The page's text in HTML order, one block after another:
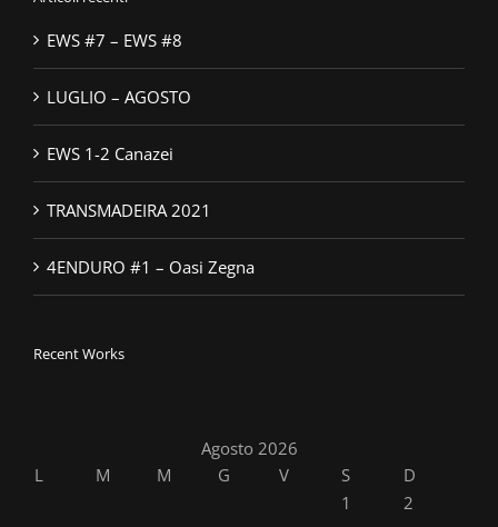
EWS #7 – EWS #8
LUGLIO – AGOSTO
EWS 1-2 Canazei
TRANSMADEIRA 2021
4ENDURO #1 – Oasi Zegna
Recent Works
Agosto 2026
L
M M G V S
D
1
2